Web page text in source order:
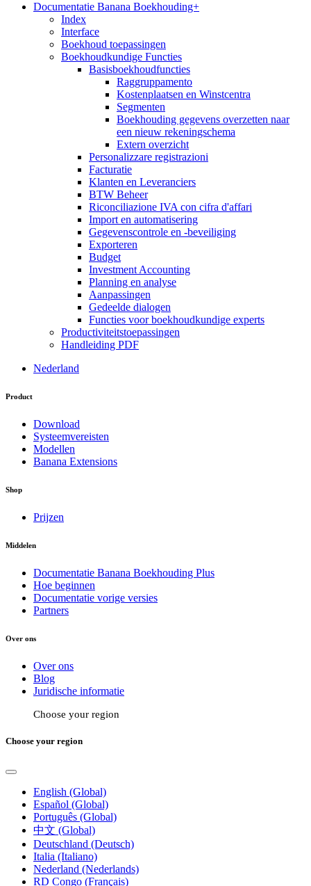
Documentatie Banana Boekhouding+
Index
Interface
Boekhoud toepassingen
Boekhoudkundige Functies
Basisboekhoudfuncties
Raggruppamento
Kostenplaatsen en Winstcentra
Segmenten
Boekhouding gegevens overzetten naar
een nieuw rekeningschema
Extern overzicht
Personalizzare registrazioni
Facturatie
Klanten en Leveranciers
BTW Beheer
Riconciliazione IVA con cifra d'affari
Import en automatisering
Gegevenscontrole en -beveiliging
Exporteren
Budget
Investment Accounting
Planning en analyse
Aanpassingen
Gedeelde dialogen
Functies voor boekhoudkundige experts
Productiviteitstoepassingen
Handleiding PDF
Nederland
Product
Download
Systeemvereisten
Modellen
Banana Extensions
Shop
Prijzen
Middelen
Documentatie Banana Boekhouding Plus
Hoe beginnen
Documentatie vorige versies
Partners
Over ons
Over ons
Blog
Juridische informatie
Choose your region
Choose your region
English (Global)
Español (Global)
Português (Global)
中文 (Global)
Deutschland (Deutsch)
Italia (Italiano)
Nederland (Nederlands)
RD Congo (Français)